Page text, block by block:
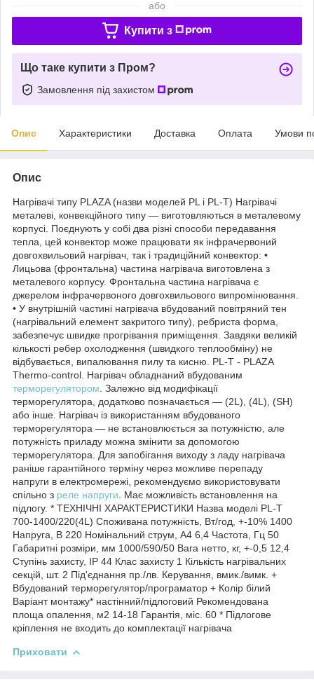
або
Купити з
Що таке купити з Пром?
Замовлення під захистом
Опис Характеристики Доставка Оплата Умови
Опис
Нагрівачі типу PLAZA (назви моделей PL і PL-T) Нагрівачі
металеві, конвекційного типу — виготовляються в металевому
корпусі. Поєднують у собі два різні способи передавання
тепла, цей конвектор може працювати як інфрачервоний
довгохвильовий нагрівач, так і традиційний конвектор: •
Лицьова (фронтальна) частина нагрівача виготовлена з
металевого корпусу. Фронтальна частина нагрівача є
джерелом інфрачервоного довгохвильового випромінювання.
• У внутрішній частині нагрівача вбудований повітряний тен
(нагрівальний елемент закритого типу), ребриста форма,
забезпечує швидке прогрівання приміщення. Завдяки великій
кількості ребер охолодження (швидкого теплообміну) не
відбувається, випалювання пилу та кисню. PL-T - PLAZA
Thermo-control. Нагрівач обладнаний вбудованим
терморегулятором . Залежно від модифікації
терморегулятора, додатково позначається — (2L), (4L), (SH)
або інше. Нагрівач із використанням вбудованого
терморегулятора — не встановлюється за потужністю, але
потужність приладу можна змінити за допомогою
терморегулятора. Для запобігання виходу з ладу нагрівача
раніше гарантійного терміну через можливе перепаду
напруги в електромережі, рекомендуємо використовувати
спільно з реле напруги . Має можливість встановлення на
підлогу. * ТЕХНІЧНІ ХАРАКТЕРИСТИКИ Назва моделі PL-T
700-1400/220(4L) Споживана потужність, Вт/год, +-10% 1400
Напруга, В 220 Номінальний струм, А4 6,4 Частота, Гц 50
Габаритні розміри, мм 1000/590/50 Вага нетто, кг, +-0,5 12,4
Ступінь захисту, ІР 44 Клас захисту 1 Кількість нагрівальних
секцій, шт. 2 Під'єднання пр./лв. Керування, вмик./вимк. +
Вбудований терморегулятор/програматор + Колір білий
Варіант монтажу* настінний/підлоговий Рекомендована
площа опалення, м2 14-18 Гарантія, міс. 60 * Підлогове
кріплення не входить до комплектації нагрівача
Приховати